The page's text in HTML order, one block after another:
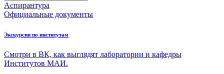
Аспирантура
Официальные документы
Экскурсии по институтам
Смотри в ВК, как выглядят лаборатории и кафедры
Институтов МАИ.